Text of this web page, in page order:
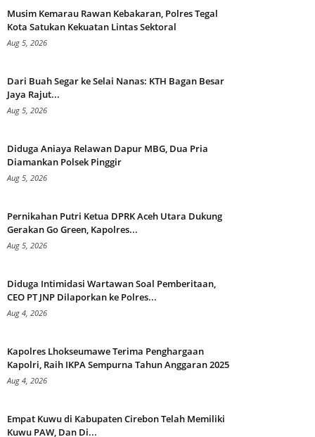
Musim Kemarau Rawan Kebakaran, Polres Tegal
Kota Satukan Kekuatan Lintas Sektoral
Aug 5, 2026
Dari Buah Segar ke Selai Nanas: KTH Bagan Besar
Jaya Rajut...
Aug 5, 2026
Diduga Aniaya Relawan Dapur MBG, Dua Pria
Diamankan Polsek Pinggir
Aug 5, 2026
Pernikahan Putri Ketua DPRK Aceh Utara Dukung
Gerakan Go Green, Kapolres...
Aug 5, 2026
Diduga Intimidasi Wartawan Soal Pemberitaan,
CEO PT JNP Dilaporkan ke Polres...
Aug 4, 2026
Kapolres Lhokseumawe Terima Penghargaan
Kapolri, Raih IKPA Sempurna Tahun Anggaran 2025
Aug 4, 2026
Empat Kuwu di Kabupaten Cirebon Telah Memiliki
Kuwu PAW, Dan Di...